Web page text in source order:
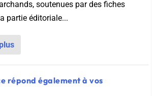
soutenues par des fiches
partie éditoriale...
répond également à vos